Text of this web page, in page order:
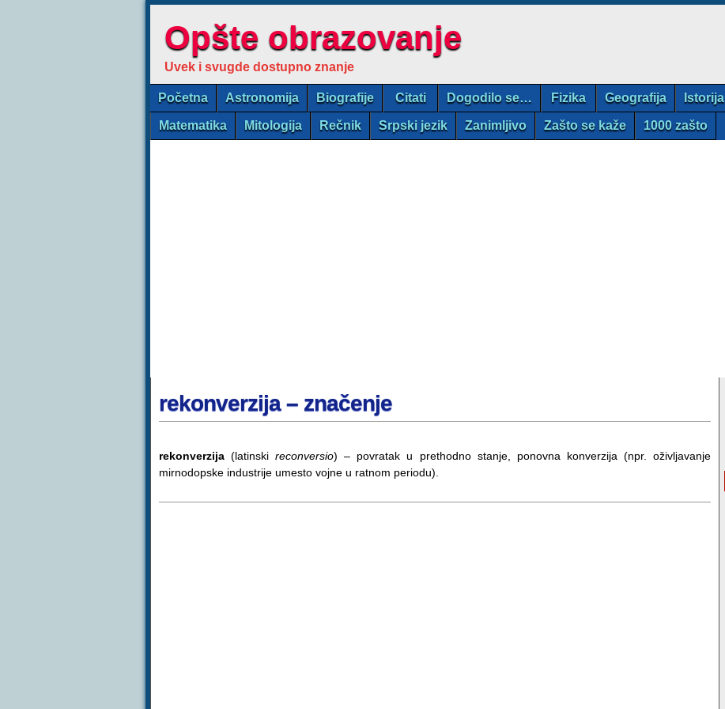
Opšte obrazovanje
Uvek i svugde dostupno znanje
Početna Astronomija Biografije Citati Dogodilo se… Fizika Geografija Istorija
Matematika Mitologija Rečnik Srpski jezik Zanimljivo Zašto se kaže 1000 zašto
rekonverzija – značenje
rekonverzija (latinskireconversio) – povratak u prethodno stanje, ponovna konverzija (npr. oživljavanje
mirnodopske industrije umesto vojne u ratnom periodu).